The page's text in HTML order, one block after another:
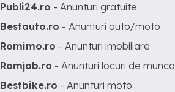
Publi24.ro - Anunturi gratuite
Bestauto.ro - Anunturi auto/moto
Romimo.ro - Anunturi imobiliare
Romjob.ro - Anunturi locuri de munca
Bestbike.ro - Anunturi moto